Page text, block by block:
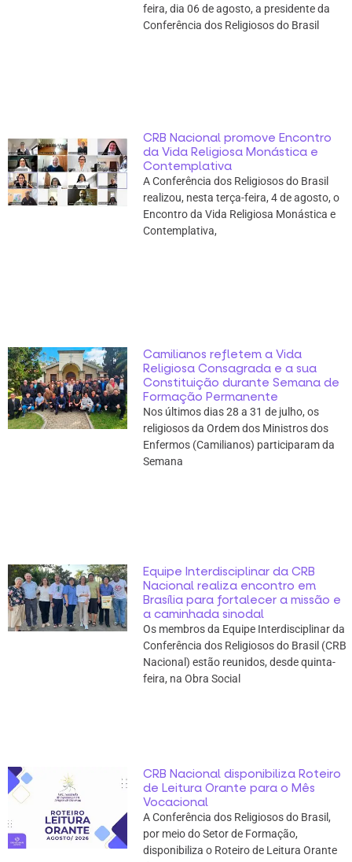
feira, dia 06 de agosto, a presidente da
Conferência dos Religiosos do Brasil
CRB Nacional promove Encontro
da Vida Religiosa Monástica e
Contemplativa
A Conferência dos Religiosos do Brasil
realizou, nesta terça-feira, 4 de agosto, o
Encontro da Vida Religiosa Monástica e
Contemplativa,
Camilianos refletem a Vida
Religiosa Consagrada e a sua
Constituição durante Semana de
Formação Permanente
Nos últimos dias 28 a 31 de julho, os
religiosos da Ordem dos Ministros dos
Enfermos (Camilianos) participaram da
Semana
Equipe Interdisciplinar da CRB
Nacional realiza encontro em
Brasília para fortalecer a missão e
a caminhada sinodal
Os membros da Equipe Interdisciplinar da
Conferência dos Religiosos do Brasil (CRB
Nacional) estão reunidos, desde quinta-
feira, na Obra Social
CRB Nacional disponibiliza Roteiro
de Leitura Orante para o Mês
Vocacional
A Conferência dos Religiosos do Brasil,
por meio do Setor de Formação,
disponibiliza o Roteiro de Leitura Orante